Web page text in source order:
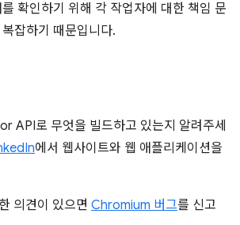
확인하기 위해 각 작업자에 대한 책임 문
잡하기 때문입니다.
API로 무엇을 빌드하고 있는지 알려주세
에서 웹사이트와 웹 애플리케이션을
의견이 있으면 Chromium 버그를 신고